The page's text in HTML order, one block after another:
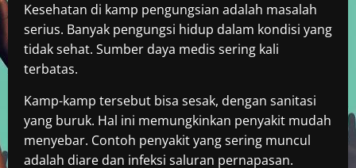
Kesehatan di kamp pengungsian adalah masalah
serius. Banyak pengungsi hidup dalam kondisi yang
tidak sehat. Sumber daya medis sering kali
terbatas.
Kamp-kamp tersebut bisa sesak, dengan sanitasi
yang buruk. Hal ini memungkinkan penyakit mudah
menyebar. Contoh penyakit yang sering muncul
adalah diare dan infeksi saluran pernapasan.